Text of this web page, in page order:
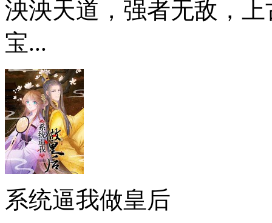
泱泱天道，强者无敌，
宝...
系统逼我做皇后